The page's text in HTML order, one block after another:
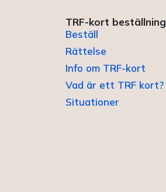
TRF-kort beställning
Beställ
Rättelse
Info om TRF-kort
Vad är ett TRF kort?
Situationer